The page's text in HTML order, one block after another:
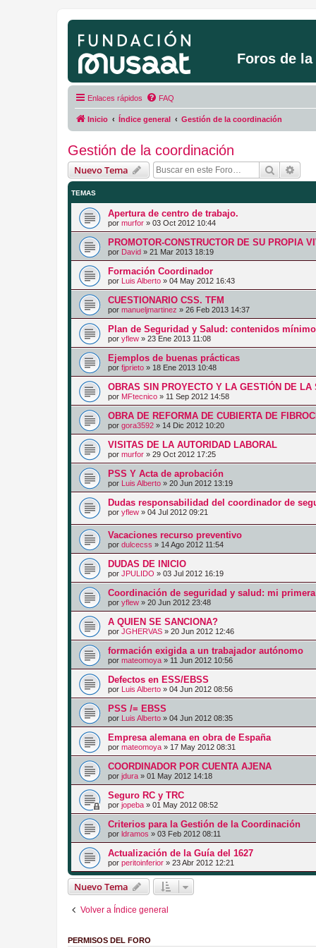
Foros de
Enlaces rápidos FAQ
Inicio Índice general Gestión de la coordinación
Gestión de la coordinación
Nuevo Tema Buscar
TEMAS
Apertura de centro de trabajo.
por murfor » 03 Oct 2012 10:44
PROMOTOR-CONSTRUCTOR DE SU PROPIA
por David » 21 Mar 2013 18:19
Formación Coordinador
por Luis Alberto » 04 May 2012 16:43
CUESTIONARIO CSS. TFM
por manueljmartinez » 26 Feb 2013 14:37
Plan de Seguridad y Salud: contenidos
por yflew » 23 Ene 2013 11:08
Ejemplos de buenas prácticas
por fjprieto » 18 Ene 2013 10:48
OBRAS SIN PROYECTO Y LA GESTIÓN DE LA
por MFtecnico » 11 Sep 2012 14:58
OBRA DE REFORMA DE CUBIERTA DE
por gora3592 » 14 Dic 2012 10:20
VISITAS DE LA AUTORIDAD LABORAL
por murfor » 29 Oct 2012 17:25
PSS Y Acta de aprobación
por Luis Alberto » 20 Jun 2012 13:19
Dudas responsabilidad del coordinador de
por yflew » 04 Jul 2012 09:21
Vacaciones recurso preventivo
por dulcecss » 14 Ago 2012 11:54
DUDAS DE INICIO
por JPULIDO » 03 Jul 2012 16:19
Coordinación de seguridad y salud: mi
por yflew » 20 Jun 2012 23:48
A QUIEN SE SANCIONA?
por JGHERVAS » 20 Jun 2012 12:46
formación exigida a un trabajador autónomo
por mateomoya » 11 Jun 2012 10:56
Defectos en ESS/EBSS
por Luis Alberto » 04 Jun 2012 08:56
PSS /= EBSS
por Luis Alberto » 04 Jun 2012 08:35
Empresa alemana en obra de España
por mateomoya » 17 May 2012 08:31
COORDINADOR POR CUENTA AJENA
por jdura » 01 May 2012 14:18
Seguro RC y TRC
por jopeba » 01 May 2012 08:52
Criterios para la Gestión de la Coordinación
por ldramos » 03 Feb 2012 08:11
Actualización de la Guía del 1627
por peritoinferior » 23 Abr 2012 12:21
Nuevo Tema
Volver a Índice general
PERMISOS DEL FORO